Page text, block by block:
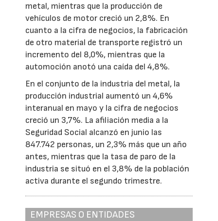
metal, mientras que la producción de
vehículos de motor creció un 2,8%. En
cuanto a la cifra de negocios, la fabricación
de otro material de transporte registró un
incremento del 8,0%, mientras que la
automoción anotó una caída del 4,8%.
En el conjunto de la industria del metal, la
producción industrial aumentó un 4,6%
interanual en mayo y la cifra de negocios
creció un 3,7%. La afiliación media a la
Seguridad Social alcanzó en junio las
847.742 personas, un 2,3% más que un año
antes, mientras que la tasa de paro de la
industria se situó en el 3,8% de la población
activa durante el segundo trimestre.
EMPRESAS O ENTIDADES